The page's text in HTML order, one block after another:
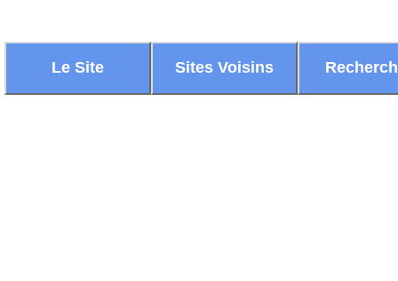
Le Site Sites Voisins